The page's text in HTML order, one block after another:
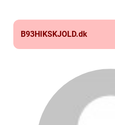
B93HIKSKJOLD.dk